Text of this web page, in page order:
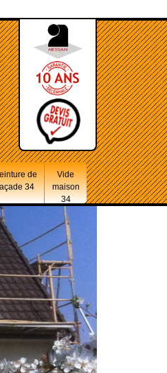
de
34
Vide
maison
34